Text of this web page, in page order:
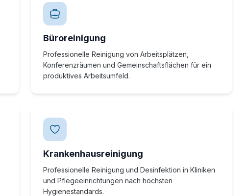
Büroreinigung
Professionelle Reinigung von Arbeitsplätzen,
Konferenzräumen und Gemeinschaftsflächen für ein
produktives Arbeitsumfeld.
Krankenhausreinigung
Professionelle Reinigung und Desinfektion in Kliniken
und Pflegeeinrichtungen nach höchsten
Hygienestandards.